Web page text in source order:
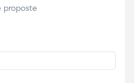
proposte